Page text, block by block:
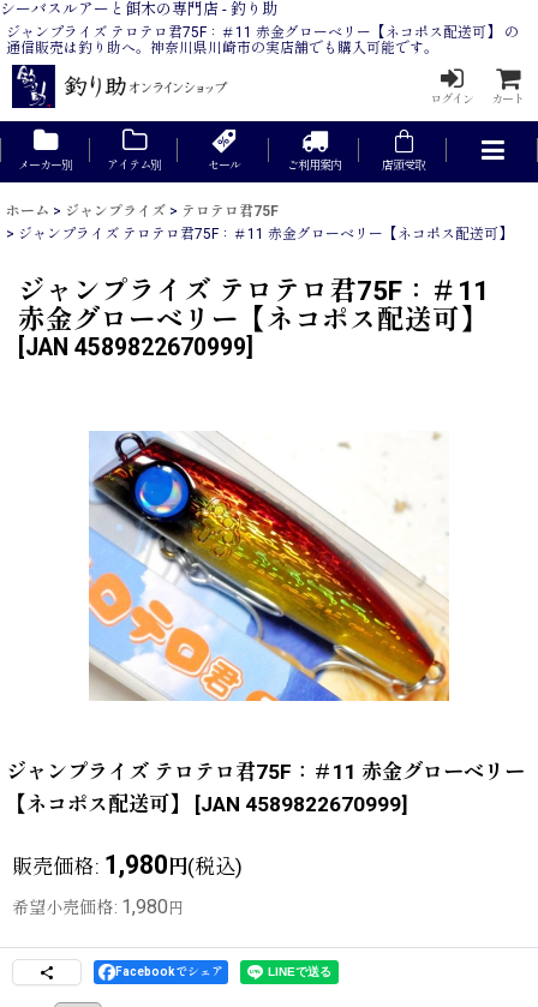
シーバスルアーと餌木の専門店 - 釣り助
ジャンプライズ テロテロ君75F：＃11 赤金グローベリー【ネコポス配送可】 の
通信販売は釣り助へ。神奈川県川崎市の実店舗でも購入可能です。
ログイン カート
メーカー別 アイテム別 セール ご利用案内 店頭受取
ホーム > ジャンプライズ > テロテロ君75F
> ジャンプライズ テロテロ君75F：＃11 赤金グローベリー【ネコポス配送可】
ジャンプライズ テロテロ君75F：＃11
赤金グローベリー【ネコポス配送可】
JAN 4589822670999
ジャンプライズ テロテロ君75F：＃11 赤金グローベリー
【ネコポス配送可】
[JAN 4589822670999]
販売価格: 1,980円(税込)
希望小売価格: 1,980 円
Facebookでシェア